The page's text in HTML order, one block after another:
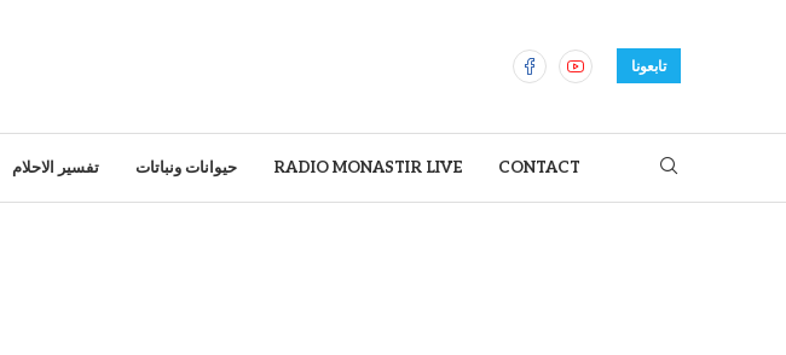
تابعونا
تفسير الاحلام حيوانات ونباتات RADIO MONASTIR LIVE CONTACT